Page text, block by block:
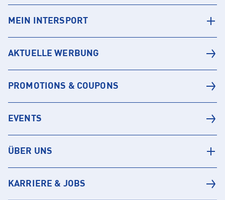
MEIN INTERSPORT
AKTUELLE WERBUNG
PROMOTIONS & COUPONS
EVENTS
ÜBER UNS
KARRIERE & JOBS